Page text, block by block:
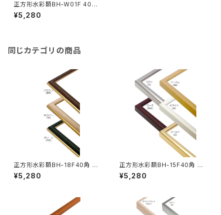
正方形水彩額BH-W01F 40角
400×400ミリ
¥5,280
同じカテゴリの商品
正方形水彩額BH-18F40角 40
0×400ミリ
¥5,280
正方形水彩額BH-15F40角 40
0×400ミリ
¥5,280